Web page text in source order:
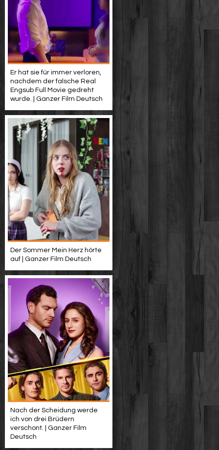
Er hat sie für immer verloren,
nachdem der falsche Real
Engsub Full Movie gedreht
wurde. | Ganzer Film Deutsch
Der Sommer Mein Herz hörte
auf | Ganzer Film Deutsch
Nach der Scheidung werde
ich von drei Brüdern
verschont. | Ganzer Film
Deutsch